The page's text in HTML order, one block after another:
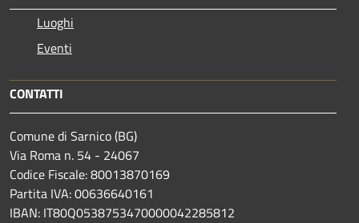
Luoghi
Eventi
CONTATTI
Comune di Sarnico (BG)
Via Roma n. 54 - 24067
Codice Fiscale: 80013870169
Partita IVA: 00636640161
IBAN: IT80Q0538753470000042285812